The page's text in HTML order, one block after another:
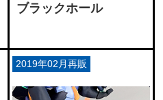
ブラックホール
2019年02月再販